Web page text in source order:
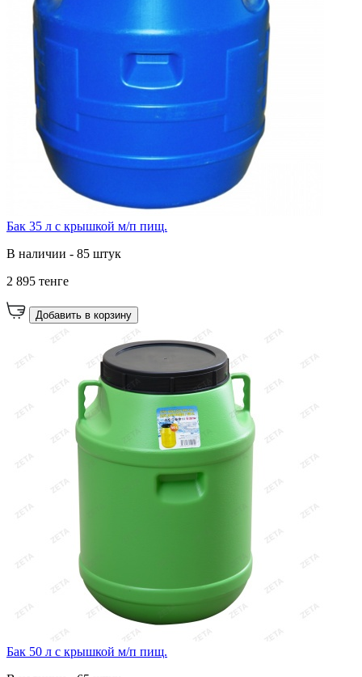
Бак 35 л с крышкой м/п пищ.
В наличии - 85 штук
2 895 тенге
Добавить в корзину
Бак 50 л с крышкой м/п пищ.